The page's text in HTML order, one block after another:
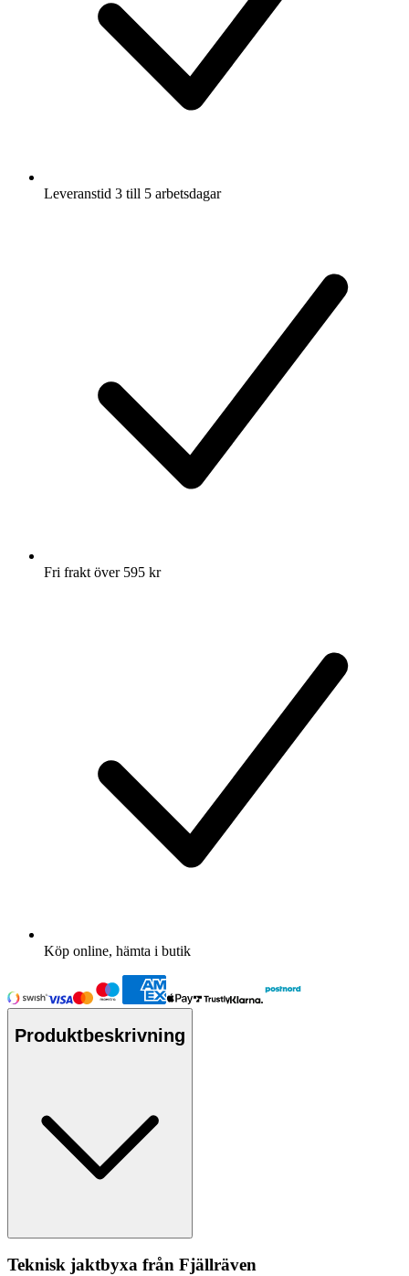
Leveranstid 3 till 5 arbetsdagar
Fri frakt över 595 kr
Köp online, hämta i butik
Produktbeskrivning
Teknisk jaktbyxa från Fjällräven